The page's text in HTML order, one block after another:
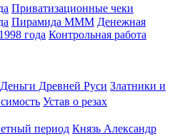
Приватизационные чеки
Пирамида МММ Денежная
года Контрольная работа
Деньги Древней Руси Златники и
Устав о резах
период Князь Александр